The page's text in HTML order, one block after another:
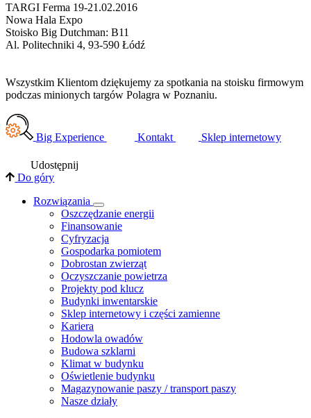
TARGI Ferma 19-21.02.2016
Nowa Hala Expo
Stoisko Big Dutchman: B11
Al. Politechniki 4, 93-590 Łódź
Wszystkim Klientom dziękujemy za spotkania na stoisku firmowym
podczas minionych targów Polagra w Poznaniu.
Big Experience Kontakt Sklep internetowy
Udostępnij
Do góry
Rozwiązania
​Oszczędzanie energii
Finansowanie
Cyfryzacja
Gospodarka pomiotem
Dobrostan zwierząt
Oczyszczanie powietrza
Projekty pod klucz
Budynki inwentarskie
Sklep internetowy i części zamienne
Kariera
Hodowla owadów
Budowa szklarni
Klimat w budynku
Oświetlenie budynku
Magazynowanie paszy / transport paszy
Nasze działy